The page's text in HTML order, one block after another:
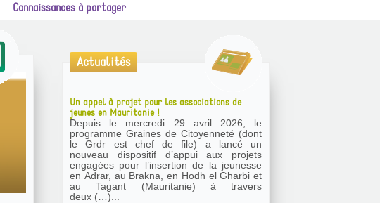
Connaissances à partager
Actualités
Un appel à projet pour les associations de
jeunes en Mauritanie !
Depuis le mercredi 29 avril 2026, le
programme Graines de Citoyenneté (dont
le Grdr est chef de file) a lancé un
nouveau dispositif d’appui aux projets
engagées pour l’insertion de la jeunesse
en Adrar, au Brakna, en Hodh el Gharbi et
au Tagant (Mauritanie) à travers
deux (…)...